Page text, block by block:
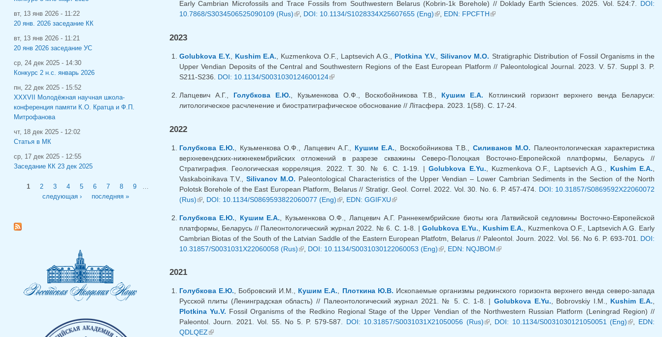
Early Cambrian Microfossils and Trace Fossils from Southwestern Belarus (Kobrin-1k Borehole) // Doklady Earth Sciences. 2025. Vol. 524:7. DOI:
10.7868/S3034506525090109 (Rus)(внешняя ссылка)
, DOI: 10.1134/S1028334X25607655 (Eng)(внешняя ссылка)
, EDN: FPCFTH(внешняя ссылка)
2023
Golubkova E.Y. Kushim E.A. , Kuzmenkova O.F., Laptsevich A.G., Plotkina Y.V. ,Silivanov M.O. Stratigraphic Distribution of Fossil Organisms in the
Upper Vendian Deposits of the Central and Southwestern Regions of the East European Platform // Paleontological Journal. 2023. V. 57. Suppl 3. P.
S211-S236. DOI: 10.1134/S0031030124600124(внешняя ссылка)
Лапцевич А.Г., Голубкова Е.Ю. , Кузьменкова О.Ф., Воскобойникова Т.В., Кушим Е.А. Котлинский горизонт верхнего венда Беларуси:
литологическое расчленение и биостратиграфическое обоснование // Лiтасфера. 2023. 1(58). С. 17-24.
2022
Голубкова Е.Ю. , Кузьменкова О.Ф., Лапцевич А.Г., Кушим Е.А. , Воскобойникова Т.В., Силиванов М.О. Палеонтологическая характеристика
верхневендских-нижнекембрийских отложений в разрезе скважины Северо-Полоцкая Восточно-Европейской платформы, Беларусь //
Стратиграфия. Геологическая корреляция. 2022. Т. 30. № 6. С. 1-19. |Golubkova E.Yu. , Kuzmenkova O.F., Laptsevich A.G., Kushim E.A.
Vaskaboinikava T.V.,Silivanov M.O. Paleontological Characteristics of the Upper Vendian – Lower Cambrian Sediments in the Section of the North
Polotsk Borehole of the East European Platform, Belarus // Stratigr. Geol. Correl. 2022. Vol. 30. No. 6. P. 457-474. DOI: 10.31857/S0869592X22060072
(Rus)(внешняя ссылка)
, DOI: 10.1134/S0869593822060077 (Eng)(внешняя ссылка)
, EDN: GGIFXU(внешняя ссылка)
Голубкова Е.Ю. Кушим Е.А. , Кузьменкова О.Ф., Лапцевич А.Г. Раннекембрийские биоты юга Латвийской седловины Восточно-Европейской
платформы, Беларусь // Палеонтологический журнал 2022. № 6. С. 1-8. |Golubkova E.Yu. Kushim E.A. , Kuzmenkova O.F., Laptsevich A.G. Early
Cambrian Biotas of the South of the Latvian Saddle of the Eastern European Platfotm, Belarus // Paleontol. Journ. 2022. Vol. 56. No 6. P. 693-701. DOI:
10.31857/S0031031X22060058 (Rus)(внешняя ссылка)
, DOI: 10.1134/S0031030122060053 (Eng)(внешняя ссылка)
, EDN: NQJBOM(внешняя ссылка)
2021
Голубкова Е.Ю., Бобровский И.М., Кушим Е.А., Плоткина Ю.В. Ископаемые организмы редкинского горизонта верхнего венда северо-запада
Русской плиты (Ленинградская область) // Палеонтологический журнал 2021. № 5. С. 1-8. | Golubkova E.Yu., Bobrovskiy I.M., Kushim E.A.,
Plotkina Yu.V. Fossil Organisms of the Redkino Regional Stage of the Upper Vendian of the Northwestern Russian Platform (Leningrad Region) //
Paleontol. Journ. 2021. Vol. 55. No 5. P. 579-587. DOI: 10.31857/S0031031X21050056 (Rus)(внешняя ссылка)
, DOI: 10.1134/S0031030121050051 (Eng)(внешняя
, EDN:
QDLQEZ(внешняя ссылка)
вт, 13 янв 2026 - 11:22
20 янв. 2026 заседание КК
вт, 13 янв 2026 - 11:21
20 янв 2026 заседание УС
ср, 24 дек 2025 - 14:30
Конкурс 2 н.с. январь 2026
пн, 22 дек 2025 - 15:52
XXXVII Молодёжная научная школа-
конференция памяти К.О. Кратца и Ф.П.
Митрофанова
чт, 18 дек 2025 - 12:02
Статья в МК
ср, 17 дек 2025 - 12:55
Заседание КК 23 дек 2025
Страницы
1 2 3 4 5 6 7 8 9
следующая ›
последняя »